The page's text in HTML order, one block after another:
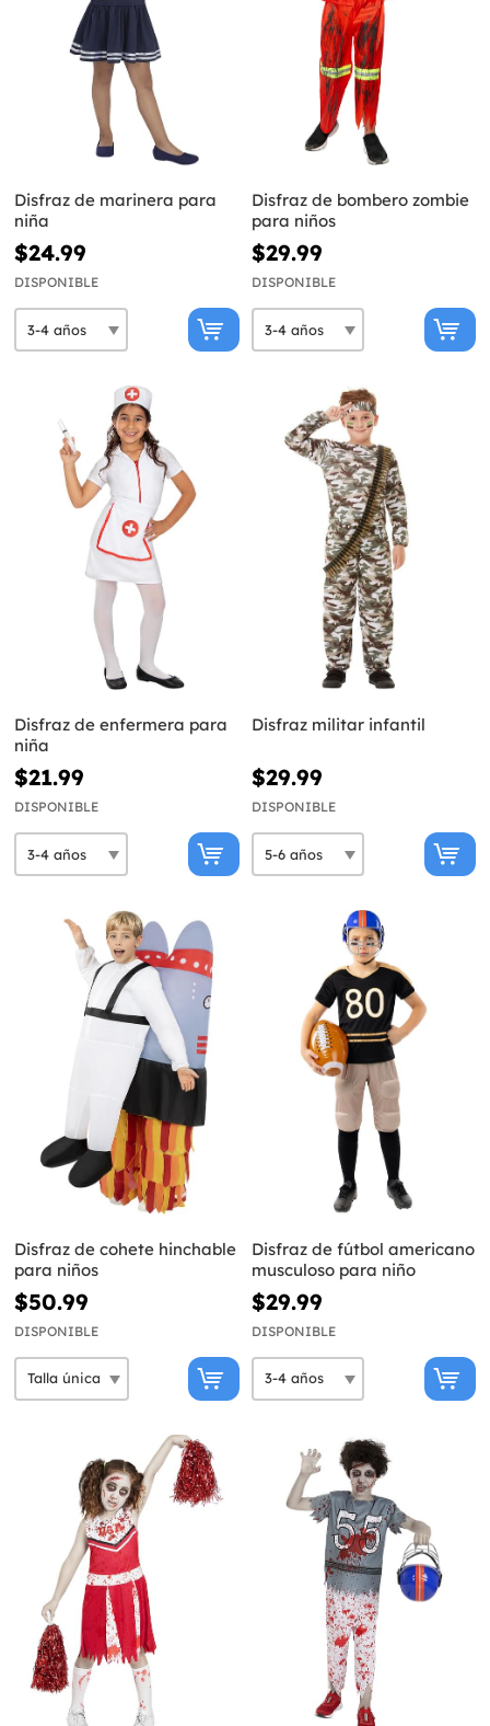
Disfraz de marinera para
niña
$24.99
DISPONIBLE
Disfraz de bombero zombie
para niños
$29.99
DISPONIBLE
Disfraz de enfermera para
niña
$21.99
DISPONIBLE
Disfraz militar infantil
$29.99
DISPONIBLE
Disfraz de cohete hinchable
para niños
$50.99
DISPONIBLE
Disfraz de fútbol americano
musculoso para niño
$29.99
DISPONIBLE